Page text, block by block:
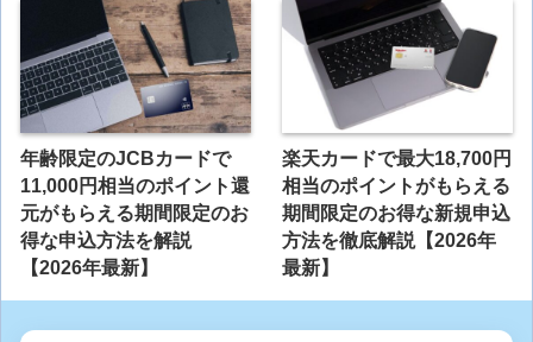
年齢限定のJCBカードで
11,000円相当のポイント還
元がもらえる期間限定のお
得な申込方法を解説
【2026年最新】
楽天カードで最大18,700円
相当のポイントがもらえる
期間限定のお得な新規申込
方法を徹底解説【2026年
最新】